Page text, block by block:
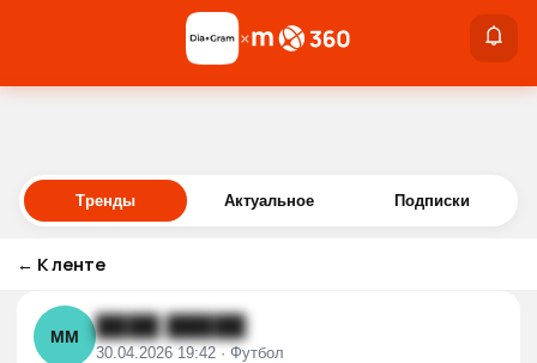
Войти
×
Тренды Актуальное Подписки
← К ленте
ММ ████ █████
30.04.2026 19:42 · Футбол